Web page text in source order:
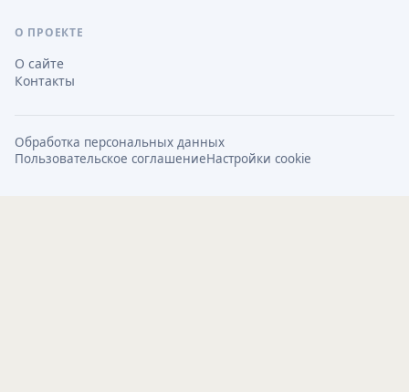
О ПРОЕКТЕ
О сайте
Контакты
Обработка персональных данных
Пользовательское соглашениеНастройки cookie